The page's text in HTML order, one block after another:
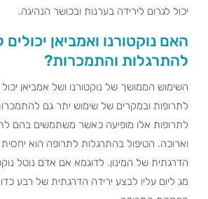
יכול לגרום לירידה בערנות ובכושר הנהיגה.
האם נוקטורנו ואמביאן יכולים
להתרגלות והתמכרות?
השימוש הממושך של נוקטורנו ושל אמביאן
לתרופות ובמקרים של שימוש יתר גם
לתרופות אלו מופיעה כאשר משתמשים בהם
וארוכה. הטיפול בהתרגלות לתרופה הוא יחסית
מג ליום עליו לבצע ירידה הדרגתית של רבע